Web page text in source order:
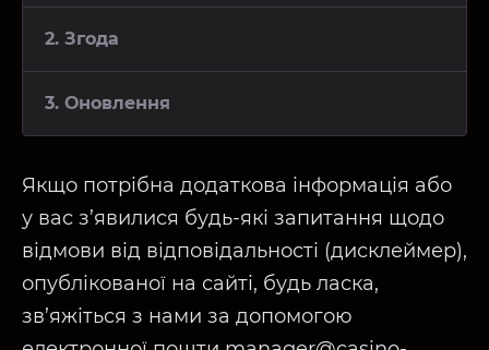
2. Згода
3. Оновлення
Якщо потрібна додаткова інформація або
у вас з’явилися будь-які запитання щодо
відмови від відповідальності (дисклеймер),
опублікованої на сайті, будь ласка,
зв’яжіться з нами за допомогою